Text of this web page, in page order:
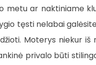
metu ar naktiniame
tęsti nelabai
Moterys niekur
privalo būti